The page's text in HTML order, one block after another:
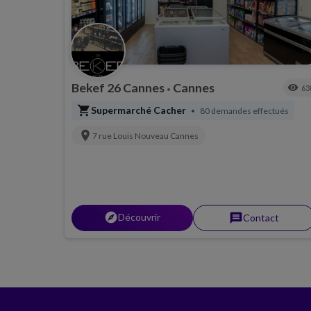
Bekef 26 Cannes • Cannes visibility
shopping_cartSupermarché Cacher • 80 demandes effectués
location_on 7 rue Louis Nouveau Cannes
explorerDécouvrir messageContact